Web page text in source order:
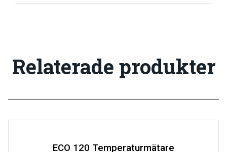
Relaterade produkter
ECO 120 Temperaturmätare